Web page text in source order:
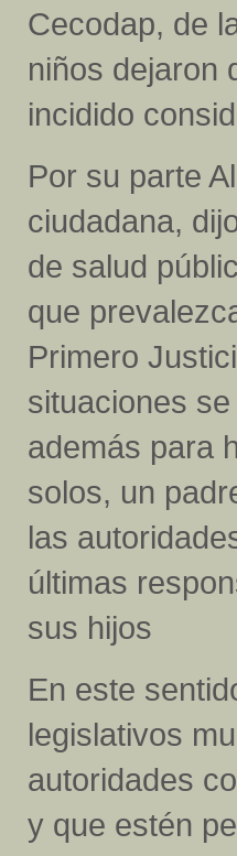
Cecodap, de
niños dejaron
incidido
Por su parte
ciudadana,
de salud
que
Primero
situaciones
además para
solos, un
las
últimas
sus hijos
En este
legislativos
autoridades
y que estén